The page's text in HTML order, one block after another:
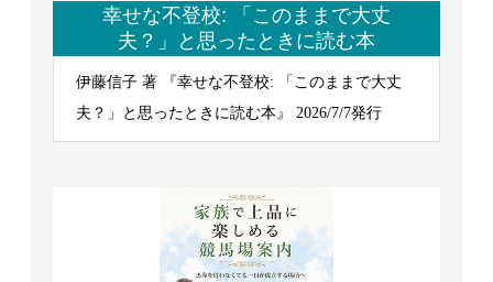
幸せな不登校: 「このままで大丈
夫？」と思ったときに読む本
伊藤信子 著 『幸せな不登校: 「このままで大丈
夫？」と思ったときに読む本』 2026/7/7発行